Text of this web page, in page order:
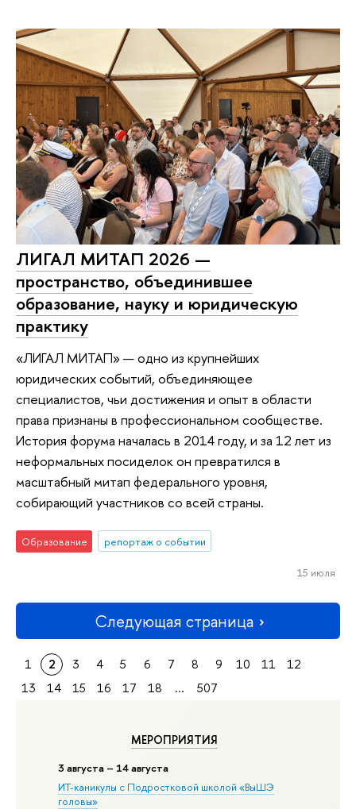
МЕРОПРИЯТИЯ
3 августа – 14 августа
ИТ-каникулы с Подростковой школой «ВыШЭ
головы»
ЛИГАЛ МИТАП 2026 —
пространство, объединившее
образование, науку и юридическую
практику
«ЛИГАЛ МИТАП» — одно из крупнейших
юридических событий, объединяющее
специалистов, чьи достижения и опыт в области
права признаны в профессиональном сообществе.
История форума началась в 2014 году, и за 12 лет из
неформальных посиделок он превратился в
масштабный митап федерального уровня,
собирающий участников со всей страны.
Образование репортаж о событии
15 июля
Следующая страница
1 2 3 4 5 6 7 8 9 10 11
12
13
14 15 16 17 18 ... 507